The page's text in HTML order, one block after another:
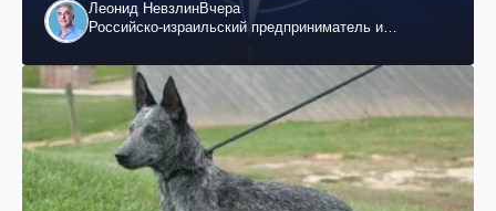
Леонид НевзлинВчера
Российско-израильский предприниматель и
"ЮКОСа"